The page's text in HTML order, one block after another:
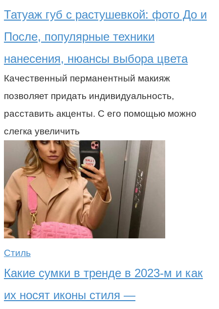
Татуаж губ с растушевкой: фото До и
После, популярные техники
нанесения, нюансы выбора цвета
Качественный перманентный макияж
позволяет придать индивидуальность,
расставить акценты. С его помощью можно
слегка увеличить
Стиль
Какие сумки в тренде в 2023-м и как
их носят иконы стиля —